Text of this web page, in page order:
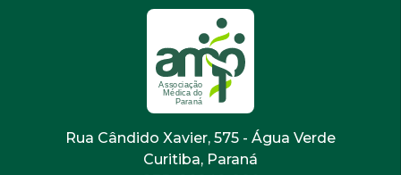
Rua Cândido Xavier, 575 - Água Verde
Curitiba, Paraná